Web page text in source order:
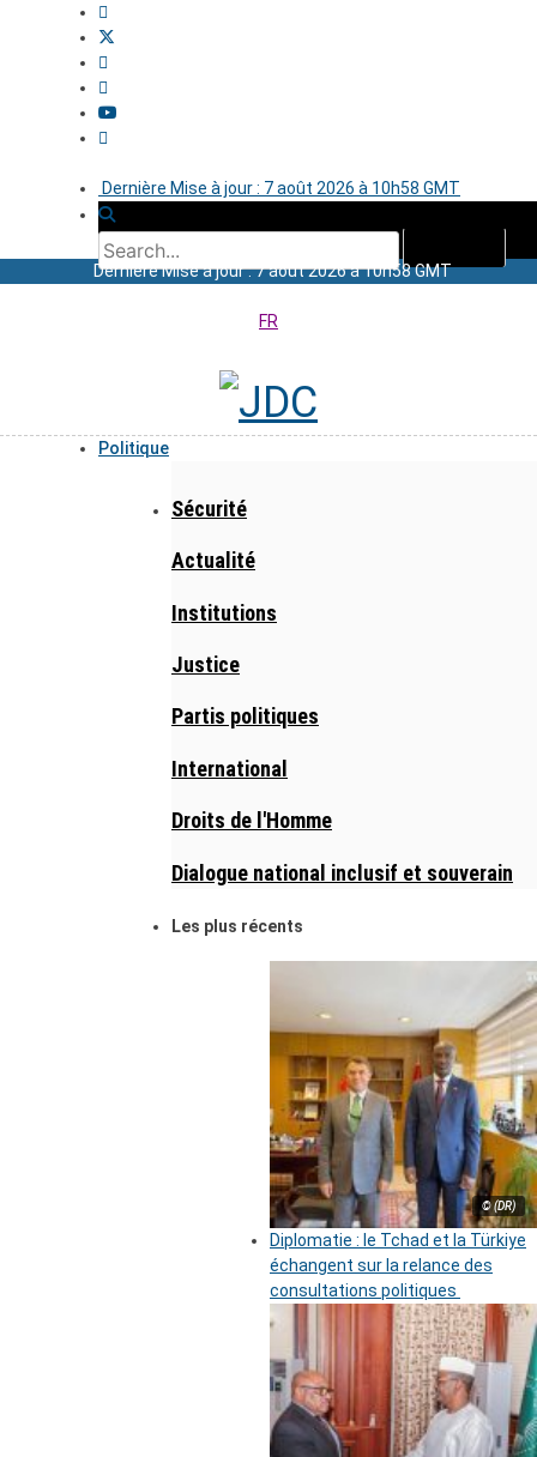
Dernière Mise à jour : 7 août 2026 à 10h58 GMT
Dernière Mise à jour : 7 août 2026 à 10h58 GMT
FR
Politique
Sécurité
Actualité
Institutions
Justice
Partis politiques
International
Droits de l'Homme
Dialogue national inclusif et souverain
Les plus récents
© (DR)
Diplomatie : le Tchad et la Türkiye
échangent sur la relance des
consultations politiques